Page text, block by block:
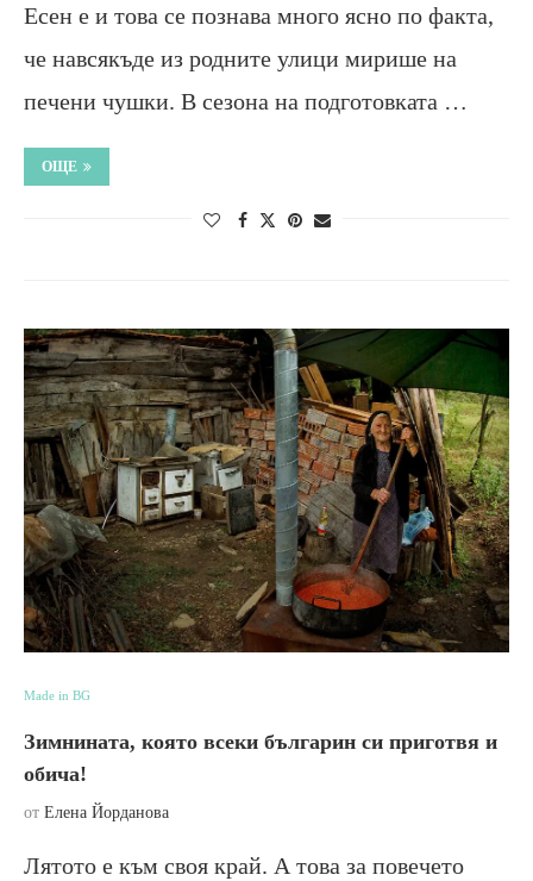
Есен е и това се познава много ясно по факта,
че навсякъде из родните улици мирише на
печени чушки. В сезона на подготовката …
ОЩЕ
Made in BG
Зимнината, която всеки българин си приготвя и
обича!
от Елена Йорданова
Лятото е към своя край. А това за повечето